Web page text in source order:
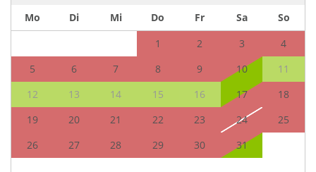
Mo
Di Mi Do Fr Sa
So
1
2 3
4
5
6 7 8 9 10
11
12
13 14 15 16 17
18
19
20 21 22 23 24
25
26
27 28 29 30 31